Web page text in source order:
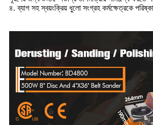
৪. ব্যাগ সহ স্বয়ংক্রিয় ধুলো সংগ্রহ কর্মক্ষেত্রকে